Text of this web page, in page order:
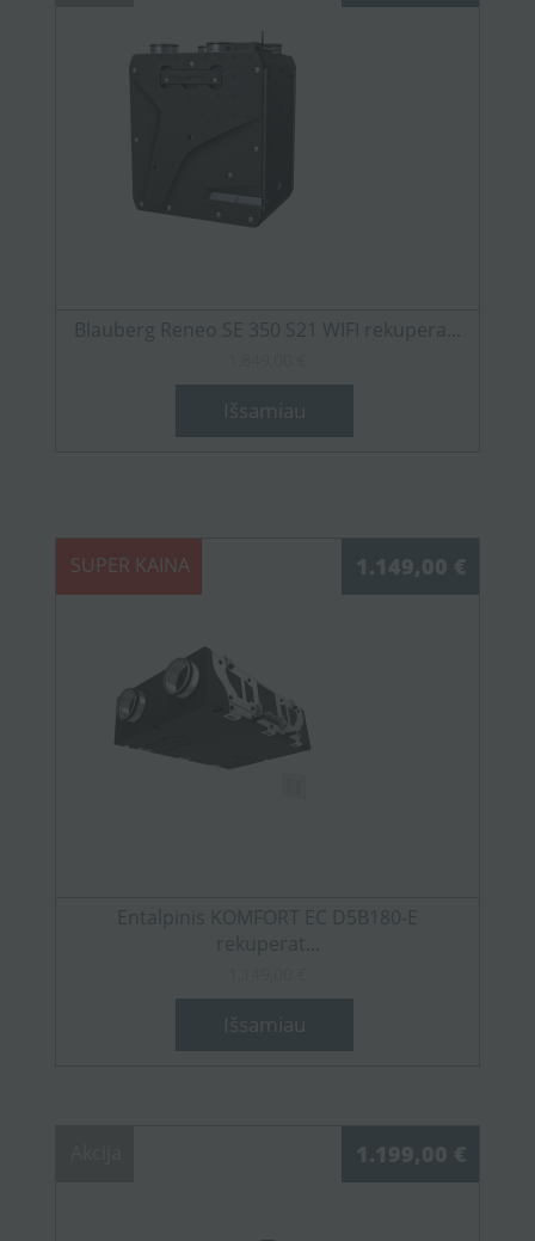
Blauberg Reneo SE 350 S21 WIFI rekupera...
Išsamiau
SUPER KAINA 1.149,00 €
Entalpinis KOMFORT EC D5B180-E
rekuperat...
Išsamiau
1.199,00 €